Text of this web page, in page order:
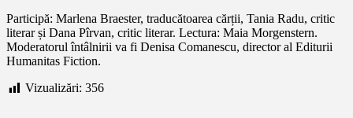
Participă: Marlena Braester, traducătoarea cărții, Tania Radu, critic
literar și Dana Pîrvan, critic literar. Lectura: Maia Morgenstern.
Moderatorul întâlnirii va fi Denisa Comanescu, director al Editurii
Humanitas Fiction.
Vizualizări: 356